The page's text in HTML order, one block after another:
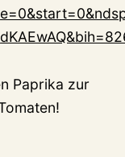
Paprika zur